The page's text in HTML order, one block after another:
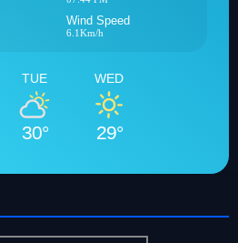
Wind Speed
6.1Km/h
TUE
30°
WED
29°